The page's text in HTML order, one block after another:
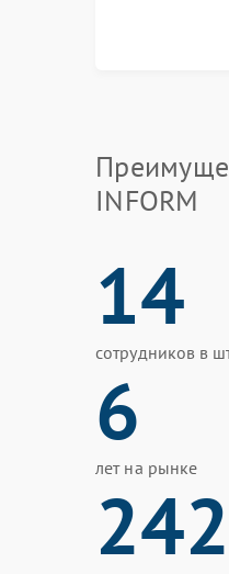
INFORM
14
сотрудников в
6
лет на рынке